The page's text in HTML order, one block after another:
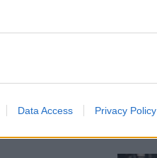
Data Access Privacy Policy
bilekonomi,
i de fem